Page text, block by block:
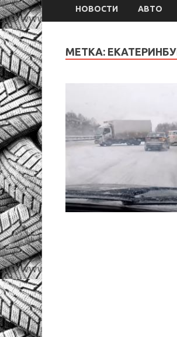
НОВОСТИ АВТО
МЕТКА: